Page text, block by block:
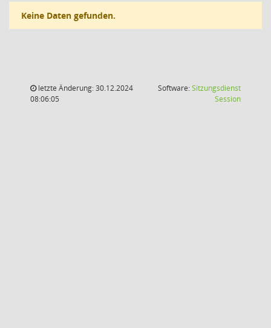
Keine Daten gefunden.
letzte Änderung: 30.12.2024
08:06:05
Software:Sitzungsdienst
Session(Wird in